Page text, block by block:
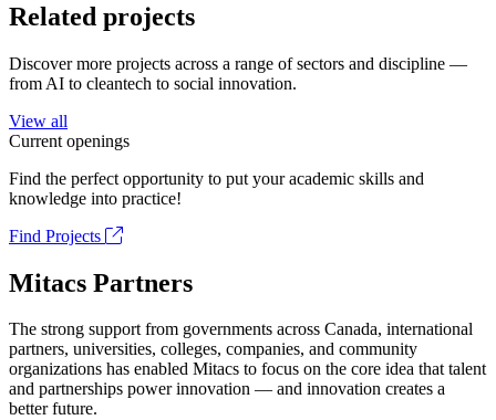
Related projects
Discover more projects across a range of sectors and discipline —
from AI to cleantech to social innovation.
View all
Current openings
Find the perfect opportunity to put your academic skills and
knowledge into practice!
Find Projects
Mitacs Partners
The strong support from governments across Canada, international
partners, universities, colleges, companies, and community
organizations has enabled Mitacs to focus on the core idea that talent
and partnerships power innovation — and innovation creates a
better future.